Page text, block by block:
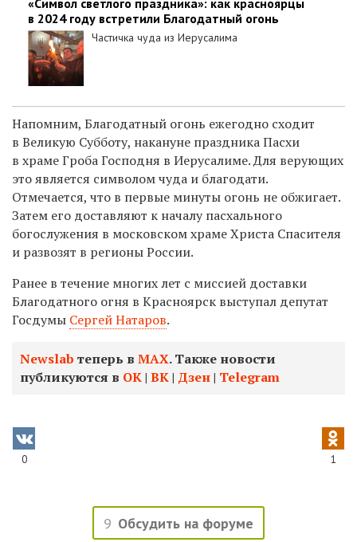
«Символ светлого праздника»: как красноярцы
в 2024 году встретили Благодатный огонь
Частичка чуда из Иерусалима
Напомним, Благодатный огонь ежегодно сходит
в Великую Субботу, накануне праздника Пасхи
в храме Гроба Господня в Иерусалиме. Для верующих
это является символом чуда и благодати.
Отмечается, что в первые минуты огонь не обжигает.
Затем его доставляют к началу пасхального
богослужения в московском храме Христа Спасителя
и развозят в регионы России.
Ранее в течение многих лет с миссией доставки
Благодатного огня в Красноярск выступал депутат
Госдумы Сергей Натаров.
Newslab теперь в МАХ. Также новости
публикуются в ОК| ВК| Дзен| Telegram
0 1
9 Обсудить на форуме